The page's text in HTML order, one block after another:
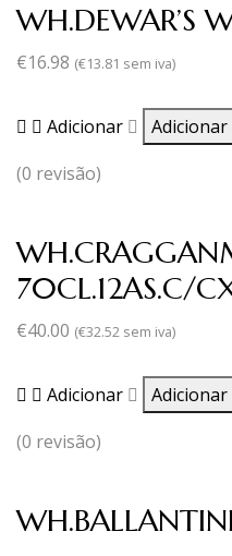
WH.DEWAR’S
€16.98 (€13.81 sem iva)
Adicionar Adicionar
(0 revisão)
70CL.12AS.C/
€40.00 (€32.52 sem iva)
Adicionar Adicionar
(0 revisão)